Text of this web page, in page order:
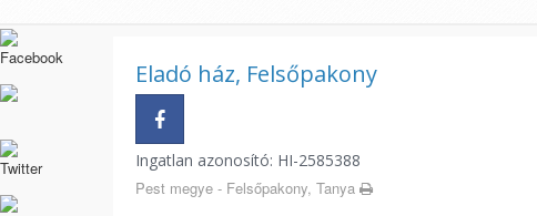
Eladó ház, Felsőpakony
Ingatlan azonosító: HI-2585388
Pest megye - Felsőpakony, Tanya